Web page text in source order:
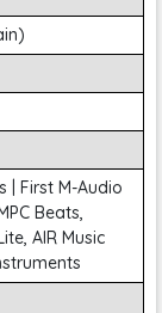
M-Audio
sẽ không cần
Oxygen Pro’s
| First M-Audio
Beats,
AIR Music